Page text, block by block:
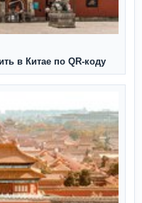
в Китае по QR‑коду